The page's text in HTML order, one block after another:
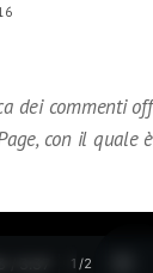
dei commenti
con il
1 /2